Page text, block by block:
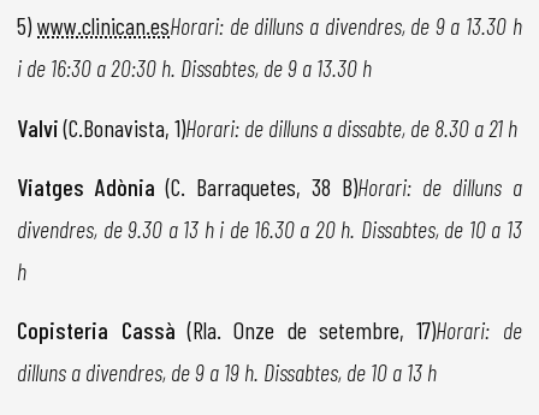
5)www.clinican.esHorari: de dilluns a divendres, de 9 a 13.30 h
i de 16:30 a 20:30 h. Dissabtes, de 9 a 13.30 h
Valvi(C.Bonavista, 1)Horari: de dilluns a dissabte, de 8.30 a 21 h
Viatges Adònia (C. Barraquetes, 38 B)Horari: de dilluns a
divendres, de 9.30 a 13 h i de 16.30 a 20 h. Dissabtes, de 10 a 13
h
Copisteria Cassà (Rla. Onze de setembre, 17)Horari: de
dilluns a divendres, de 9 a 19 h. Dissabtes, de 10 a 13 h